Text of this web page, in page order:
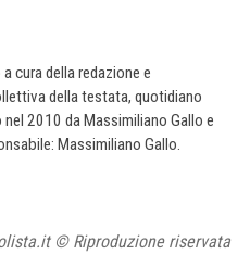
cura della redazione e
della testata, quotidiano
2010 da Massimiliano Gallo e
Massimiliano Gallo.
© Riproduzione riservata